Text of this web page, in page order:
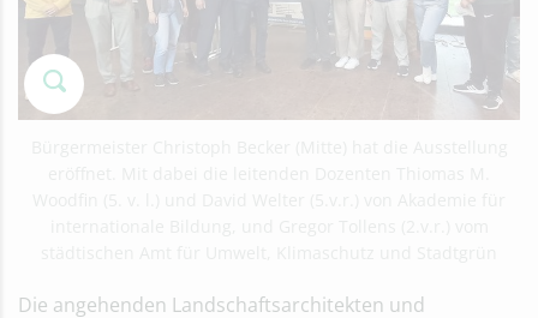
Die angehenden Landschaftsarchitekten und